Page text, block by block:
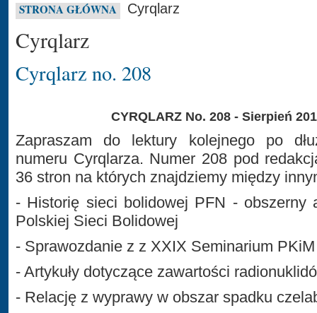
STRONA GŁÓWNA Cyrqlarz
Cyrqlarz
Cyrqlarz no. 208
CYRQLARZ No. 208 - Sierpień
Zapraszam do lektury kolejnego po
numeru Cyrqlarza. Numer 208 pod
36 stron na których znajdziemy między
- Historię sieci bolidowej PFN - obszerny
Polskiej Sieci Bolidowej
- Sprawozdanie z z XXIX Seminarium PKiM
- Artykuły dotyczące zawartości
- Relację z wyprawy w obszar spadku